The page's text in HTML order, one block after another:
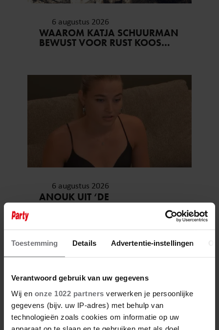
Toestemming Details Advertentie-instellingen
Verantwoord gebruik van uw gegevens
Wij en onze 1022 partners verwerken je persoonlijke
gegevens (bijv. uw IP-adres) met behulp van
technologieën zoals cookies om informatie op uw
6 augustus 2026
WAAROM KATJA SCHUURMAN
BEWUST VOOR RUST KOOS…
6 augustus 2026
ANOUK UIT ‘DE
BONDGENOTEN’ WAS BIJNA
STAGIAIRE BIJ HET MERK VAN